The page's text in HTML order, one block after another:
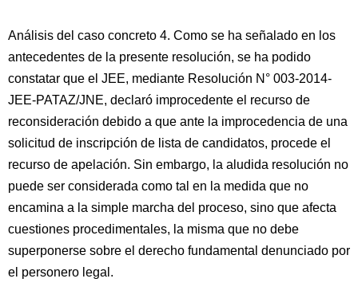
Análisis del caso concreto 4. Como se ha señalado en los
antecedentes de la presente resolución, se ha podido
constatar que el JEE, mediante Resolución N° 003-2014-
JEE-PATAZ/JNE, declaró improcedente el recurso de
reconsideración debido a que ante la improcedencia de una
solicitud de inscripción de lista de candidatos, procede el
recurso de apelación. Sin embargo, la aludida resolución no
puede ser considerada como tal en la medida que no
encamina a la simple marcha del proceso, sino que afecta
cuestiones procedimentales, la misma que no debe
superponerse sobre el derecho fundamental denunciado por
el personero legal.